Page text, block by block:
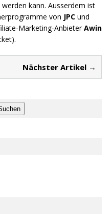
kann. Ausserdem ist
von JPC und
Marketing-AnbieterAwin
Nächster Artikel →